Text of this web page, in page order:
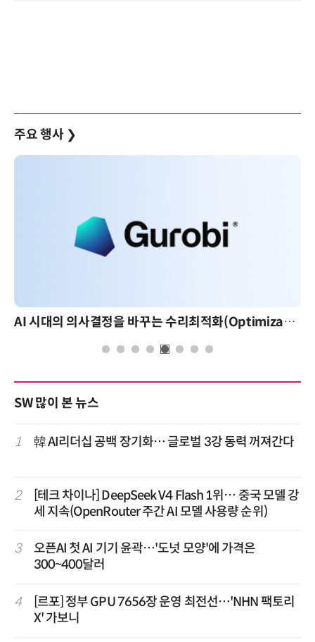
주요 행사 ❯
AI 시대의 의사결정을 바꾸는 수리최적화(Optimization): 실제 산업 적용 사례와 활용 전략
SW 많이 본 뉴스
1 韓 AI리더십 공백 장기화… 글로벌 3강 동력 꺼져간다
2
[테크 차이나] DeepSeek V4 Flash 1위… 중국 모델 강
세 지속(OpenRouter 주간 AI 모델 사용량 순위)
3
오픈AI 첫 AI 기기 윤곽…'도넛 모양'에 가격은
300~400달러
4
[르포] 정부 GPU 7656장 운영 최전선…'NHN 팩토리
X' 가보니